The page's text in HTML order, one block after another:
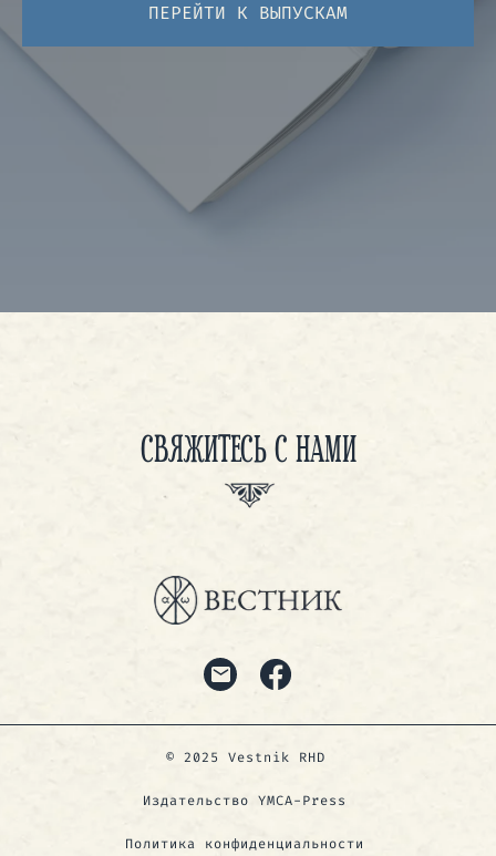
ПЕРЕЙТИ К ВЫПУСКАМ
СВЯЖИТЕСЬ С НАМИ
© 2025 Vestnik RHD
Издательство YMCA-Press
Политика конфиденциальности